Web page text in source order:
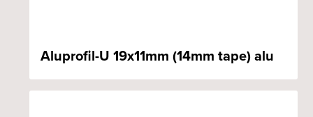
Aluprofil-U 19x11mm (14mm tape) alu